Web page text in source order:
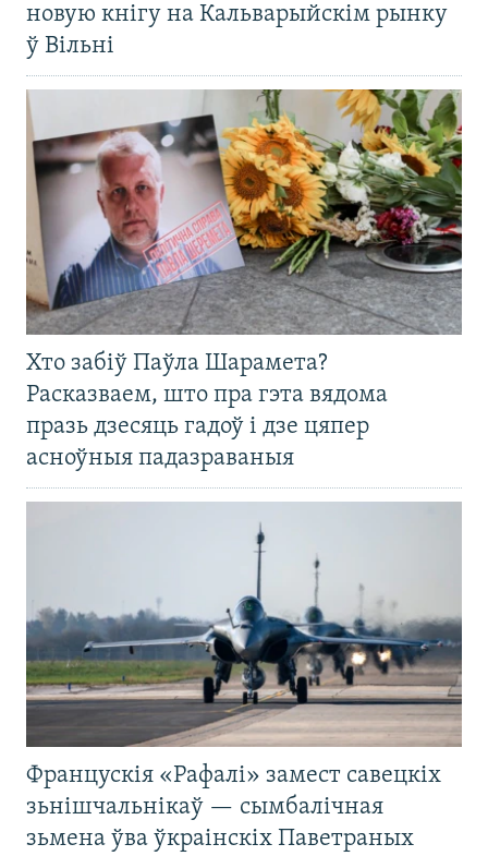
новую кнігу на Кальварыйскім рынку
ў Вільні
Хто забіў Паўла Шарамета?
Расказваем, што пра гэта вядома
празь дзесяць гадоў і дзе цяпер
асноўныя падазраваныя
Францускія «Рафалі» замест савецкіх
зьнішчальнікаў — сымбалічная
зьмена ўва ўкраінскіх Паветраных